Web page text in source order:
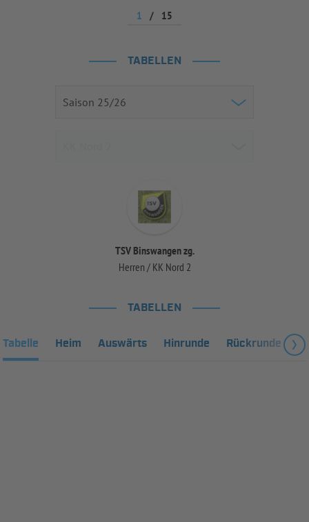
1 / 15
TABELLEN
TSV Binswangen zg.
Herren / KK Nord 2
TABELLEN
Tabelle Heim Auswärts Hinrunde Rückrunde